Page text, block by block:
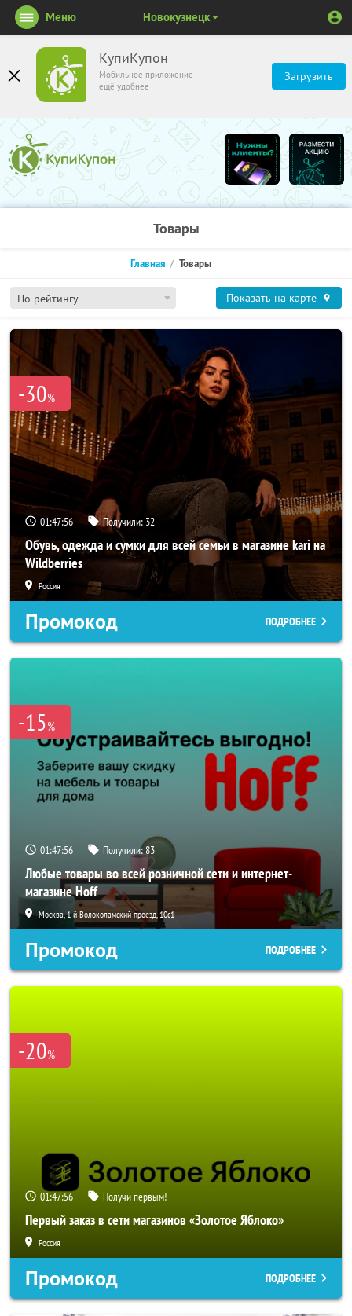
КупиКупон
Мобильное приложение
ещё удобнее
Загрузить
Меню Новокузнецк
Товары
По рейтингу
Главная Товары
Показать на карте
-30%
01:47:54 Получили: 32
Обувь, одежда и сумки для всей семьи в магазине kari на
Wildberries
Россия
Промокод ПОДРОБНЕЕ
-15%
01:47:54 Получили:83
Любые товары во всей розничной сети и интернет-
магазине Hoff
Москва, 1-й Волоколамский проезд, 10с1
Промокод ПОДРОБНЕЕ
-20%
01:47:54 Получи первым!
Первый заказ в сети магазинов «Золотое Яблоко»
Россия
Промокод ПОДРОБНЕЕ